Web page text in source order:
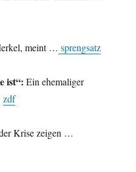
meint … sprengsatz
ist“: Ein ehemaliger
zdf
Krise zeigen …